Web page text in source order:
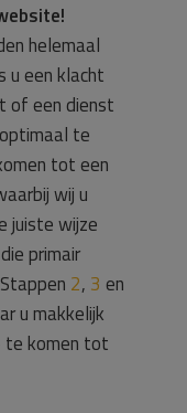
helemaal
u een klacht
of een dienst
te
tot een
wij u
juiste wijze
primair
2, 3 en
u makkelijk
te komen tot